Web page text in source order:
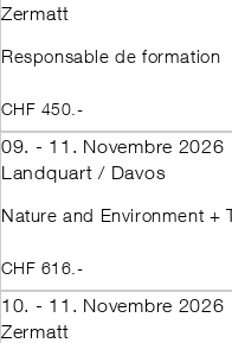
Zermatt
Responsable de formation
CHF 450.-
09. - 11. Novembre 2026
Landquart / Davos
Nature and Environment +
CHF 616.-
10. - 11. Novembre 2026
Zermatt